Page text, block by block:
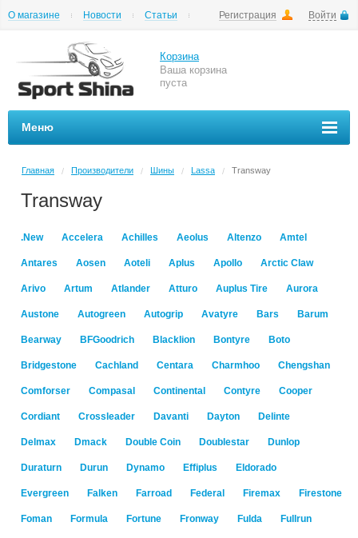
Регистрация Войти
О магазине Новости
Статьи
Корзина
Ваша корзина
пуста
Меню
Главная / Производители / Шины / Lassa / Transway
Transway
.New Accelera Achilles Aeolus Altenzo Amtel
Antares Aosen Aoteli Aplus Apollo Arctic Claw
Arivo Artum Atlander Atturo Auplus Tire Aurora
Austone Autogreen Autogrip Avatyre Bars Barum
Bearway BFGoodrich Blacklion Bontyre Boto
Bridgestone Cachland Centara Charmhoo Chengshan
Comforser Compasal Continental Contyre Cooper
Cordiant Crossleader Davanti Dayton Delinte
Delmax Dmack Double Coin Doublestar Dunlop
Duraturn Durun Dynamo Effiplus Eldorado
Evergreen Falken Farroad Federal Firemax Firestone
Foman Formula Fortune Fronway Fulda Fullrun